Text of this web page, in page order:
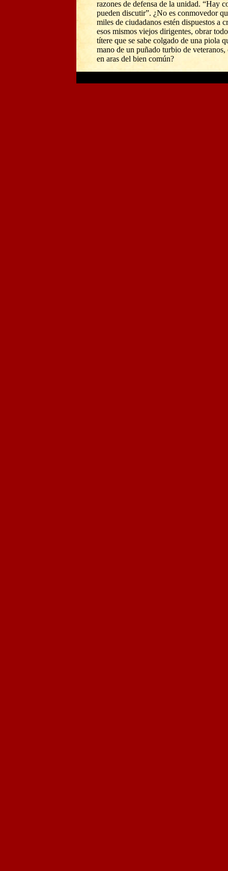
razones de defensa de la unidad. “Hay
pueden discutir”. ¿No es conmovedor
miles de ciudadanos estén dispuestos a
esos mismos viejos dirigentes, obrar
títere que se sabe colgado de una piola
mano de un puñado turbio de veteranos,
en aras del bien común?